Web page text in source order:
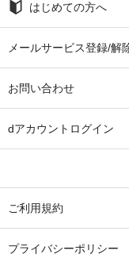
はじめての方へ
メールサービス登録/解
お問い合わせ
dアカウントログイン
ご利用規約
プライバシーポリシー